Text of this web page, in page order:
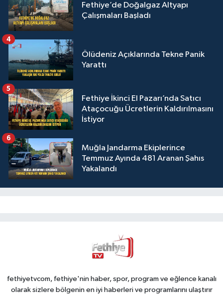
Fethiye’de Doğalgaz Altyapı
Çalışmaları Başladı
Ölüdeniz Açıklarında Tekne Panik
Yarattı
4
Fethiye İkinci El Pazarı’nda Satıcı
Ataçocuğu Ücretlerin Kaldırılmasını
İstiyor
5
Muğla Jandarma Ekiplerince
Temmuz Ayında 481 Aranan Şahıs
Yakalandı
6
fethiyetvcom, fethiye'nin haber, spor, program ve eğlence kanalı
olarak sizlere bölgenin en iyi haberleri ve programlarını ulaştırır